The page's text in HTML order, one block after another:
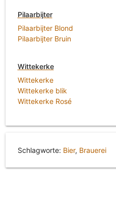
Pilaarbijter
Pilaarbijter Blond
Pilaarbijter Bruin
Wittekerke
Wittekerke
Wittekerke blik
Wittekerke Rosé
Schlagworte: Bier, Brauerei